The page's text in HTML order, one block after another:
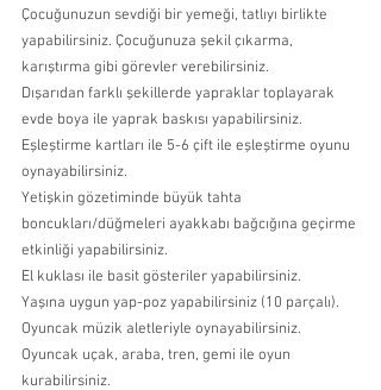
Çocuğunuzun sevdiği bir yemeği, tatlıyı birlikte
yapabilirsiniz. Çocuğunuza şekil çıkarma,
karıştırma gibi görevler verebilirsiniz.
Dışarıdan farklı şekillerde yapraklar toplayarak
evde boya ile yaprak baskısı yapabilirsiniz.
Eşleştirme kartları ile 5-6 çift ile eşleştirme oyunu
oynayabilirsiniz.
Yetişkin gözetiminde büyük tahta
boncukları/düğmeleri ayakkabı bağcığına geçirme
etkinliği yapabilirsiniz.
El kuklası ile basit gösteriler yapabilirsiniz.
Yaşına uygun yap-poz yapabilirsiniz (10 parçalı).
Oyuncak müzik aletleriyle oynayabilirsiniz.
Oyuncak uçak, araba, tren, gemi ile oyun
kurabilirsiniz.